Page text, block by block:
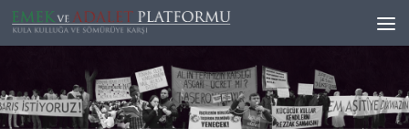
Skip to content